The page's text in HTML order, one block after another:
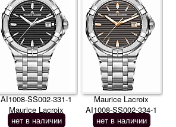
AI1008-SS002-331-1
Maurice Lacroix
нет в наличии
Maurice Lacroix
AI1008-SS002-334-1
нет в наличии